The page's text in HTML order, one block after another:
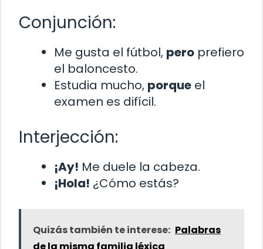
Conjunción:
Me gusta el fútbol, pero prefiero
el baloncesto.
Estudia mucho, porque el
examen es difícil.
Interjección:
¡Ay! Me duele la cabeza.
¡Hola! ¿Cómo estás?
Quizás también te interese: Palabras
de la misma familia léxica